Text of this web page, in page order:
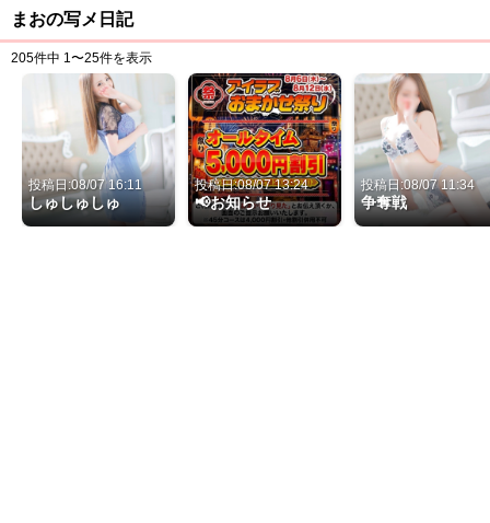
まおの写メ日記
205件中 1〜25件を表示
投稿日:08/07 16:11
しゅしゅしゅ
投稿日:08/07 13:24
📢お知らせ
投稿日:08/07 11:34
争奪戦